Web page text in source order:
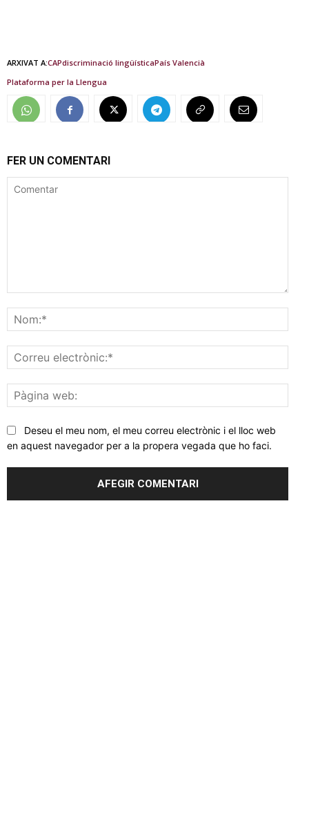
ARXIVAT A:CAPdiscriminació lingüísticaPaís Valencià
Plataforma per la Llengua
FER UN COMENTARI
web:
Deseu el meu nom, el meu correu electrònic i el lloc web
en aquest navegador per a la propera vegada que ho faci.